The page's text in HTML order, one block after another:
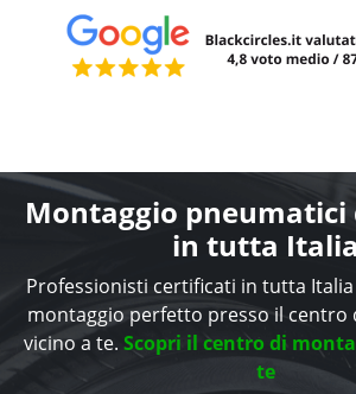
Montaggio pneumatici
in tutta Italia
Professionisti certificati in tutta
montaggio perfetto presso il centro
vicino a te. Scopri il centro di
te